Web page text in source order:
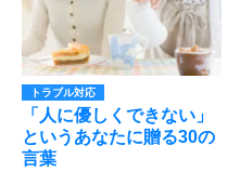
トラブル対応
「人に優しくできない」
というあなたに贈る30の
言葉